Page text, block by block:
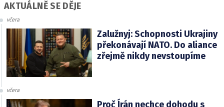
AKTUÁLNĚ SE DĚJE
včera
Zalužnyj: Schopnosti Ukrajiny
překonávají NATO. Do aliance
zřejmě nikdy nevstoupíme
včera
Proč Írán nechce dohodu s